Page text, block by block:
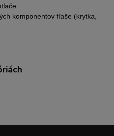
komponentov fľaše (krytka,